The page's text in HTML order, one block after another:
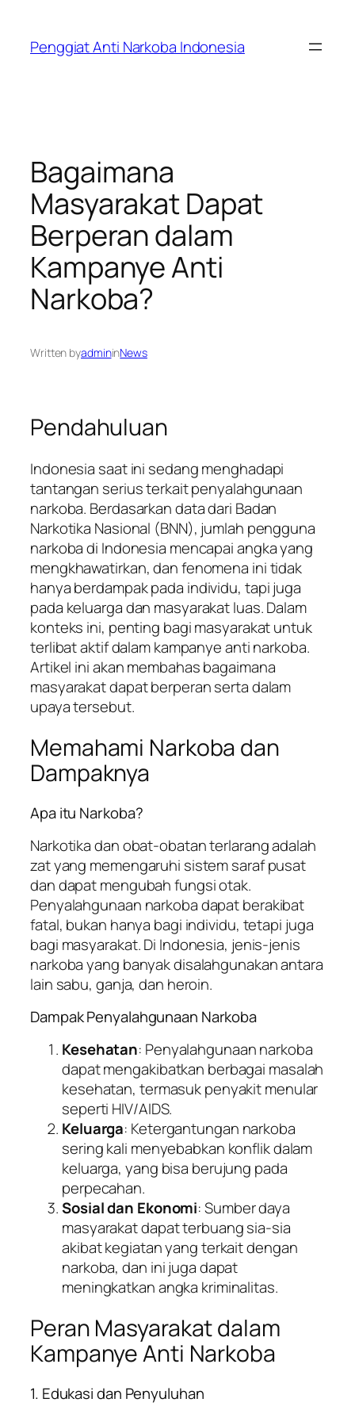
content
Penggiat Anti Narkoba Indonesia
Bagaimana
Masyarakat Dapat
Berperan dalam
Kampanye Anti
Narkoba?
Written byadmininNews
Pendahuluan
Indonesia saat ini sedang menghadapi
tantangan serius terkait penyalahgunaan
narkoba. Berdasarkan data dari Badan
Narkotika Nasional (BNN), jumlah pengguna
narkoba di Indonesia mencapai angka yang
mengkhawatirkan, dan fenomena ini tidak
hanya berdampak pada individu, tapi juga
pada keluarga dan masyarakat luas. Dalam
konteks ini, penting bagi masyarakat untuk
terlibat aktif dalam kampanye anti narkoba.
Artikel ini akan membahas bagaimana
masyarakat dapat berperan serta dalam
upaya tersebut.
Memahami Narkoba dan
Dampaknya
Apa itu Narkoba?
Narkotika dan obat-obatan terlarang adalah
zat yang memengaruhi sistem saraf pusat
dan dapat mengubah fungsi otak.
Penyalahgunaan narkoba dapat berakibat
fatal, bukan hanya bagi individu, tetapi juga
bagi masyarakat. Di Indonesia, jenis-jenis
narkoba yang banyak disalahgunakan antara
lain sabu, ganja, dan heroin.
Dampak Penyalahgunaan Narkoba
Kesehatan: Penyalahgunaan narkoba
dapat mengakibatkan berbagai masalah
kesehatan, termasuk penyakit menular
seperti HIV/AIDS.
Keluarga: Ketergantungan narkoba
sering kali menyebabkan konflik dalam
keluarga, yang bisa berujung pada
perpecahan.
Sosial dan Ekonomi: Sumber daya
masyarakat dapat terbuang sia-sia
akibat kegiatan yang terkait dengan
narkoba, dan ini juga dapat
meningkatkan angka kriminalitas.
Peran Masyarakat dalam
Kampanye Anti Narkoba
1. Edukasi dan Penyuluhan